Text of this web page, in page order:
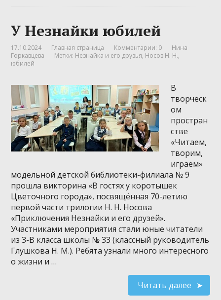
У Незнайки юбилей
17.10.2024 Главная страница Комментарии: 0
Нина
Горкавцева
Метки: Незнайка и его друзья, Носов Н. Н.,
юбилей
В
творческ
ом
простран
стве
«Читаем,
творим,
играем»
модельной детской библиотеки-филиала № 9
прошла викторина «В гостях у коротышек
Цветочного города», посвящённая 70-летию
первой части трилогии Н. Н. Носова
«Приключения Незнайки и его друзей».
Участниками мероприятия стали юные читатели
из 3-В класса школы № 33 (классный руководитель
Глушкова Н. М.). Ребята узнали много интересного
о жизни и …
Читать далее